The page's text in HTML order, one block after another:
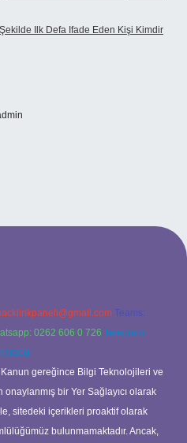
Ilk Defa Ifade Eden Kişi Kimdir
Teams:
0262 606 0 726 Telegram:
Kanun gereğince Bilgi Teknolojileri ve
onaylanmış bir Yer Sağlayıcı olarak
sitedeki içerikleri proaktif olarak
bulunmamaktadır. Ancak,